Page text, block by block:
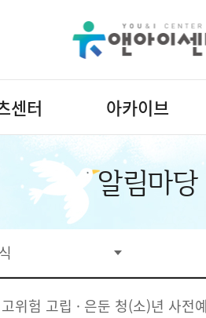
센터 아카이브
알림마당
위험 고립 · 은둔 청(소)년 사전